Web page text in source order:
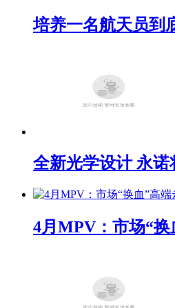
培养一名航天员到
全新光学设计 永诺
4月MPV：市场“换